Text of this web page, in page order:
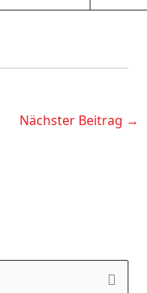
Nächster Beitrag →